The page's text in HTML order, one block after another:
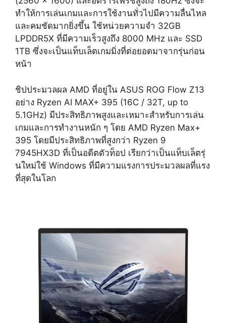
ทำให้การเล่นเกมและการใช้งานทั่วไปมีความลื่นไหล
และคมชัดมากยิ่งขึ้น ใช้หน่วยความจำ 32GB
LPDDR5X ที่มีความเร็วสูงถึง 8000 MHz และ SSD
1TB ซึ่งจะเป็นแท็บเล็ตเกมมิ่งที่ต่อยอดมาจากรุ่นก่อน
หน้า
ชิปประมวลผล AMD ที่อยู่ใน ASUS ROG Flow Z13
อย่าง Ryzen AI MAX+ 395 (16C / 32T, up to
5.1GHz) มีประสิทธิภาพสูงและเหมาะสำหรับการเล่น
เกมและการทำงานหนัก ๆ โดย AMD Ryzen Max+
395 โดยมีประสิทธิภาพที่สูงกว่า Ryzen 9
7945HX3D ที่เป็นอดีตตัวท็อป เรียกว่าเป็นแท็บเล็ตรุ่
นใหม่ใช้ Windows ที่มีความแรงการประมวลผลที่แรง
ที่สุดในโลก